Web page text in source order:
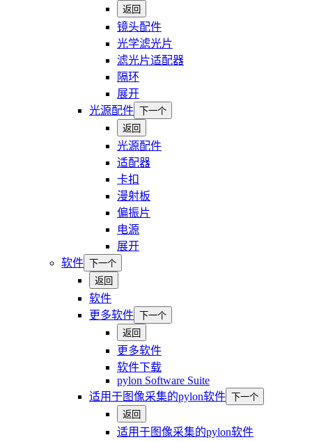
返回
镜头配件
光学滤光片
滤光片适配器
隔环
展开
光源配件
下一个
返回
光源配件
适配器
卡扣
漫射板
偏振片
电源
展开
软件
下一个
返回
软件
更多软件
下一个
返回
更多软件
软件下载
pylon Software Suite
适用于图像采集的pylon软件
下一个
返回
适用于图像采集的pylon软件